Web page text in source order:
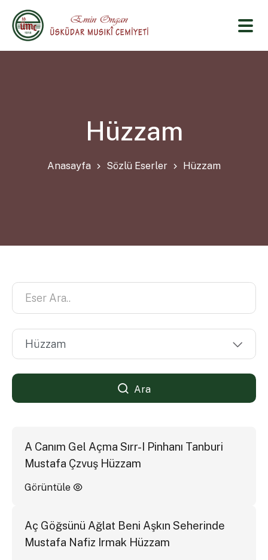
Hüzzam
Anasayfa Sözlü Eserler Hüzzam
Ara
A Canım Gel Açma Sırr-I Pinhanı Tanburi
Mustafa Çzvuş Hüzzam
Görüntüle
Aç Göğsünü Ağlat Beni Aşkın Seherinde
Mustafa Nafiz Irmak Hüzzam